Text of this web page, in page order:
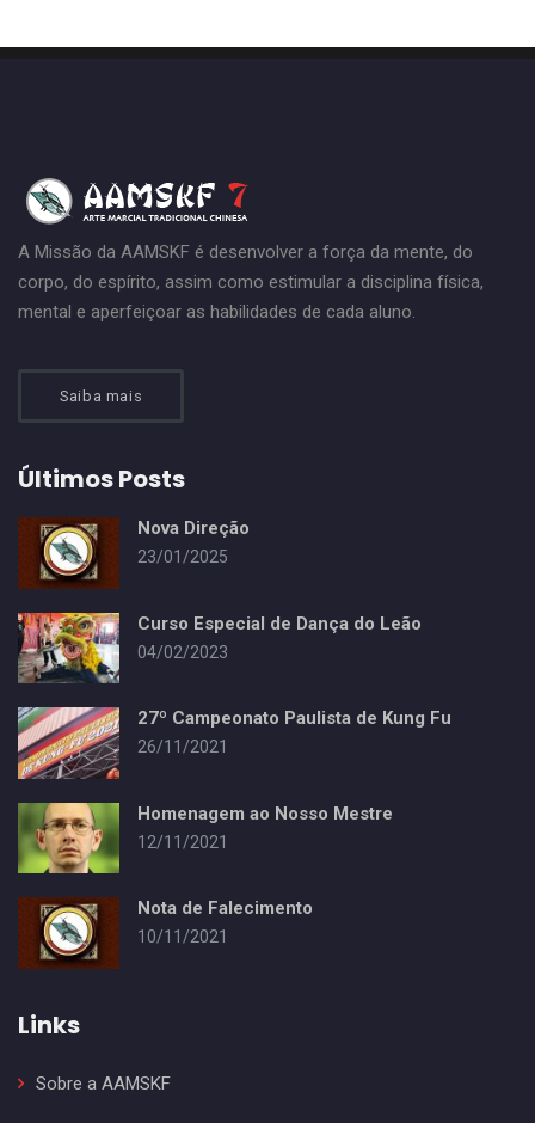
A Missão da AAMSKF é desenvolver a força da mente, do
corpo, do espírito, assim como estimular a disciplina física,
mental e aperfeiçoar as habilidades de cada aluno.
Saiba mais
Últimos Posts
Nova Direção
23/01/2025
Curso Especial de Dança do Leão
04/02/2023
27º Campeonato Paulista de Kung Fu
26/11/2021
Homenagem ao Nosso Mestre
12/11/2021
Nota de Falecimento
10/11/2021
Links
Sobre a AAMSKF